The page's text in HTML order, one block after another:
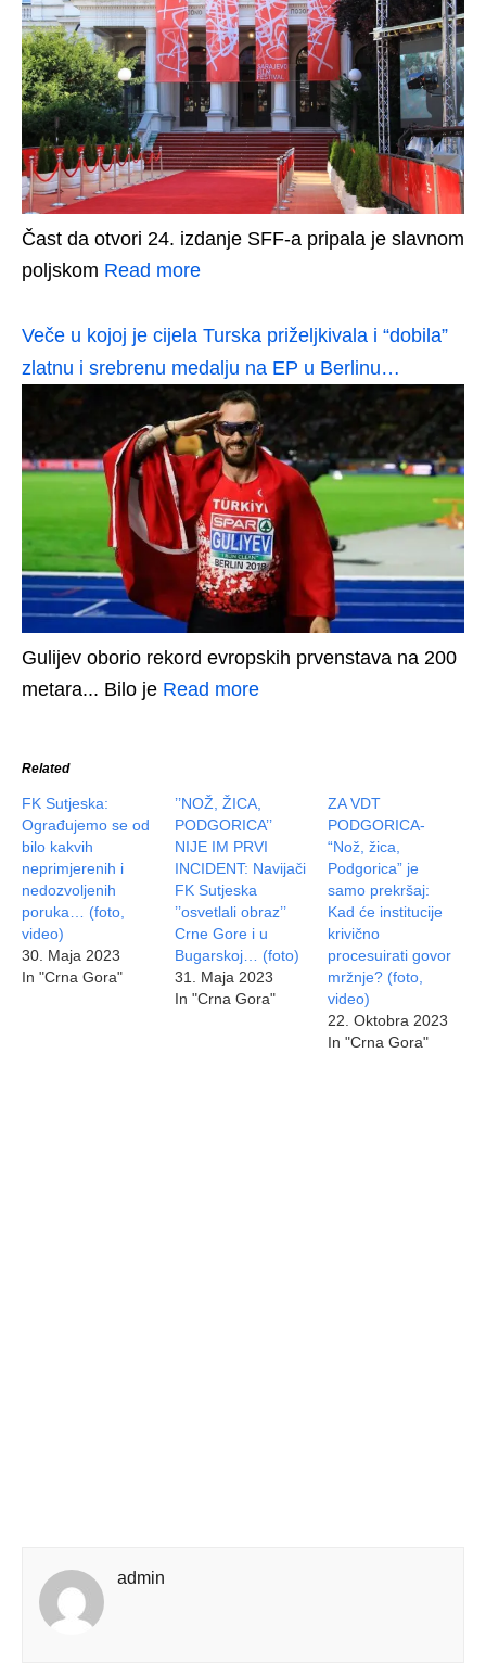
Čast da otvori 24. izdanje SFF-a pripala je slavnom
poljskom Read more
Veče u kojoj je cijela Turska priželjkivala i “dobila”
zlatnu i srebrenu medalju na EP u Berlinu…
Gulijev oborio rekord evropskih prvenstava na 200
metara... Bilo je Read more
Related
FK Sutjeska:
Ograđujemo se od
bilo kakvih
neprimjerenih i
nedozvoljenih
poruka… (foto,
video)
30. Maja 2023
In "Crna Gora"
’’NOŽ, ŽICA,
PODGORICA’’
NIJE IM PRVI
INCIDENT: Navijači
FK Sutjeska
’’osvetlali obraz’’
Crne Gore i u
Bugarskoj… (foto)
31. Maja 2023
In "Crna Gora"
ZA VDT
PODGORICA-
“Nož, žica,
Podgorica” je
samo prekršaj:
Kad će institucije
krivično
procesuirati govor
mržnje? (foto,
video)
22. Oktobra 2023
In "Crna Gora"
admin